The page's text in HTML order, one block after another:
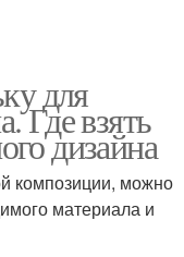
для
Где взять
дизайна
композиции, можно
материала и